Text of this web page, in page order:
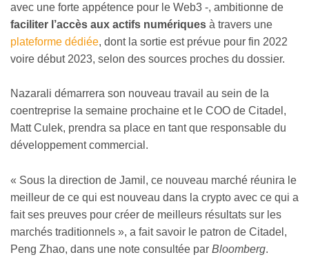
avec une forte appétence pour le Web3 -, ambitionne de
faciliter l’accès aux actifs numériques à travers une
plateforme dédiée, dont la sortie est prévue pour fin 2022
voire début 2023, selon des sources proches du dossier.
Nazarali démarrera son nouveau travail au sein de la
coentreprise la semaine prochaine et le COO de Citadel,
Matt Culek, prendra sa place en tant que responsable du
développement commercial.
« Sous la direction de Jamil, ce nouveau marché réunira le
meilleur de ce qui est nouveau dans la crypto avec ce qui a
fait ses preuves pour créer de meilleurs résultats sur les
marchés traditionnels », a fait savoir le patron de Citadel,
Peng Zhao, dans une note consultée par Bloomberg.